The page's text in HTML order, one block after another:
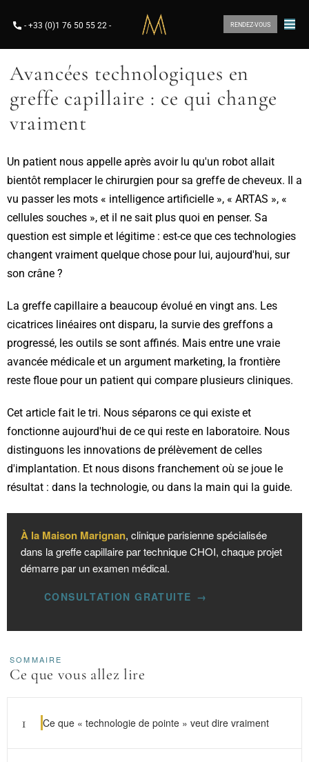
- +33 (0)1 76 50 55 22 - RENDEZ-VOUS
Avancées technologiques en
greffe capillaire : ce qui change
vraiment
Un patient nous appelle après avoir lu qu'un robot allait
bientôt remplacer le chirurgien pour sa greffe de cheveux. Il a
vu passer les mots « intelligence artificielle », « ARTAS », «
cellules souches », et il ne sait plus quoi en penser. Sa
question est simple et légitime : est-ce que ces technologies
changent vraiment quelque chose pour lui, aujourd'hui, sur
son crâne ?
La greffe capillaire a beaucoup évolué en vingt ans. Les
cicatrices linéaires ont disparu, la survie des greffons a
progressé, les outils se sont affinés. Mais entre une vraie
avancée médicale et un argument marketing, la frontière
reste floue pour un patient qui compare plusieurs cliniques.
Cet article fait le tri. Nous séparons ce qui existe et
fonctionne aujourd'hui de ce qui reste en laboratoire. Nous
distinguons les innovations de prélèvement de celles
d'implantation. Et nous disons franchement où se joue le
résultat : dans la technologie, ou dans la main qui la guide.
À la Maison Marignan, clinique parisienne spécialisée
dans la greffe capillaire par technique CHOI, chaque projet
démarre par un examen médical.
CONSULTATION GRATUITE
SOMMAIRE
Ce que vous allez lire
1 Ce que « technologie de pointe » veut dire vraiment